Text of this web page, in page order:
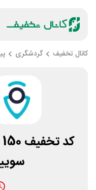
کانال تخفیف گردشگری